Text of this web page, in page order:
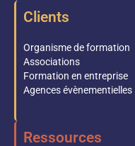
Clients
Organisme de formation
Associations
Formation en entreprise
Agences évènementielles
Ressources